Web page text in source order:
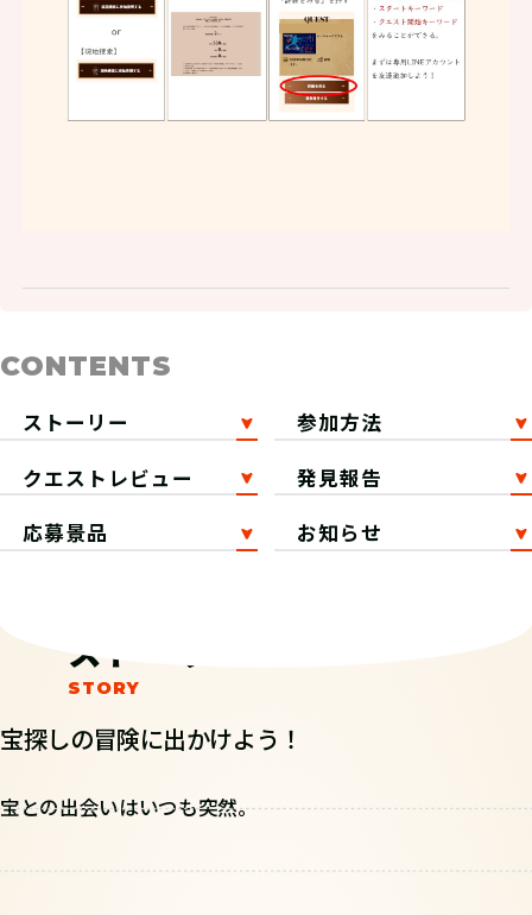
CONTENTS
ストーリー
参加方法
クエストレビュー
発見報告
応募景品
お知らせ
ストーリー
宝探しの冒険に出かけよう！
宝との出会いはいつも突然。